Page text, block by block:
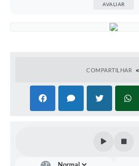
AVALIAR
COMPARTILHAR